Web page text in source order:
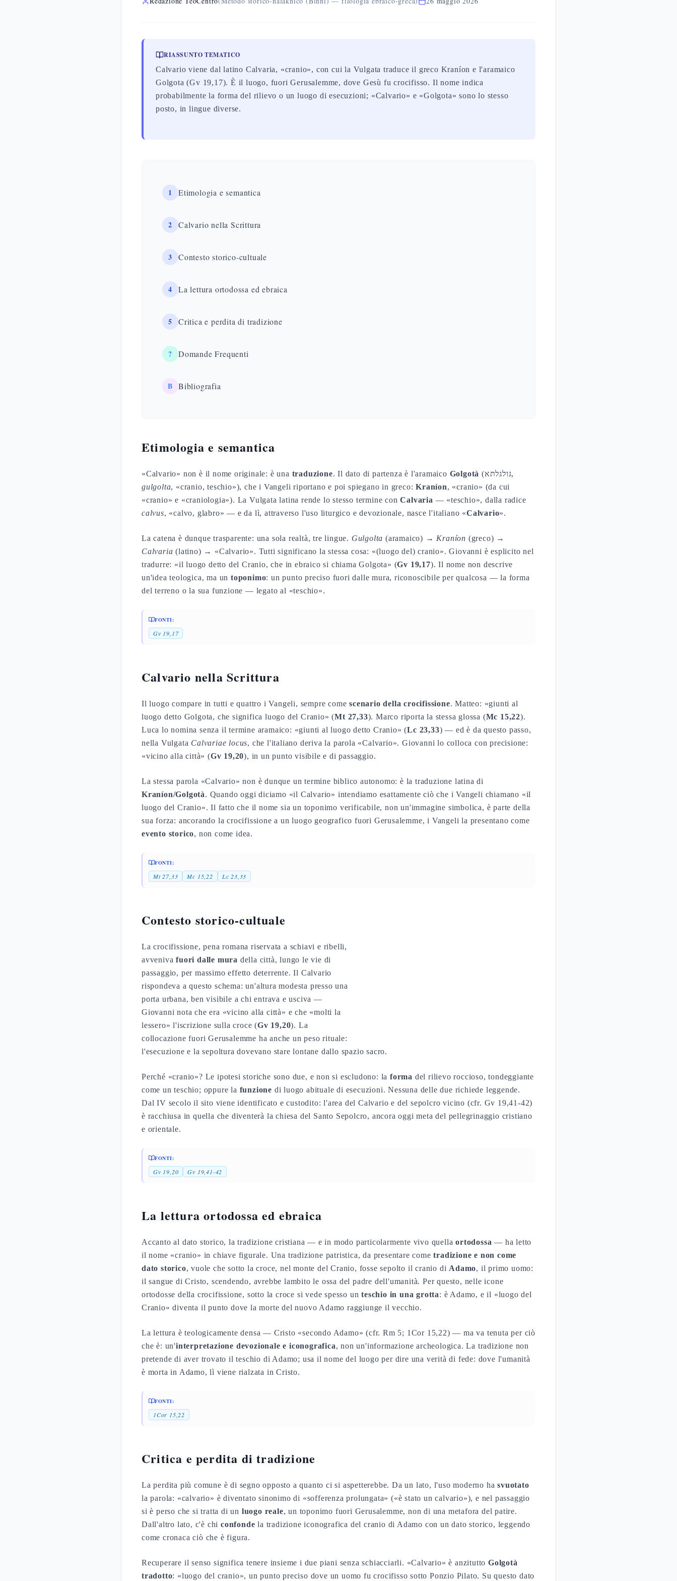
RIASSUNTO TEMATICO
Calvario viene dal latino Calvaria, «cranio», con cui la Vulgata traduce il greco Kraníon e l'aramaico
Golgota (Gv 19,17). È il luogo, fuori Gerusalemme, dove Gesù fu crocifisso. Il nome indica
probabilmente la forma del rilievo o un luogo di esecuzioni; «Calvario» e «Golgota» sono lo stesso
posto, in lingue diverse.
1 Etimologia e semantica
2 Calvario nella Scrittura
3 Contesto storico-cultuale
4 La lettura ortodossa ed ebraica
5 Critica e perdita di tradizione
? Domande Frequenti
B Bibliografia
Etimologia e semantica
«Calvario» non è il nome originale: è una traduzione. Il dato di partenza è l'aramaico Golgotà
(גּולגּלתּא,
gulgolta, «cranio, teschio»), che i Vangeli riportano e poi spiegano in greco:Kraníon, «cranio» (da cui
«cranio» e «craniologia»). La Vulgata latina rende lo stesso termine conCalvaria — «teschio», dalla radice
calvus, «calvo, glabro» — e da lì, attraverso l'uso liturgico e devozionale, nasce l'italiano «Calvario».
La catena è dunque trasparente: una sola realtà, tre lingue. Gulgolta (aramaico) → Kraníon (greco) →
Calvaria (latino) → «Calvario». Tutti significano la stessa cosa: «(luogo del) cranio». Giovanni è esplicito nel
tradurre: «il luogo detto del Cranio, che in ebraico si chiama Golgota» (Gv 19,17). Il nome non descrive
un'idea teologica, ma untoponimo: un punto preciso fuori dalle mura, riconoscibile per qualcosa — la forma
del terreno o la sua funzione — legato al «teschio».
FONTI:
Gv 19,17
Calvario nella Scrittura
Il luogo compare in tutti e quattro i Vangeli, sempre comescenario della crocifissione. Matteo: «giunti al
luogo detto Golgota, che significa luogo del Cranio» (Mt 27,33). Marco riporta la stessa glossa (Mc 15,22).
Luca lo nomina senza il termine aramaico: «giunti al luogo detto Cranio» (Lc 23,33) — ed è da questo passo,
nella Vulgata Calvariae locus, che l'italiano deriva la parola «Calvario». Giovanni lo colloca con precisione:
«vicino alla città» (Gv 19,20), in un punto visibile e di passaggio.
La stessa parola «Calvario» non è dunque un termine biblico autonomo: è la traduzione latina di
Kraníon/Golgotà. Quando oggi diciamo «il Calvario» intendiamo esattamente ciò che i Vangeli chiamano «il
luogo del Cranio». Il fatto che il nome sia un toponimo verificabile, non un'immagine simbolica, è parte della
sua forza: ancorando la crocifissione a un luogo geografico fuori Gerusalemme, i Vangeli la presentano come
evento storico, non come idea.
FONTI:
Mt 27,33 Mc 15,22 Lc 23,33
Contesto storico-cultuale
La crocifissione, pena romana riservata a schiavi e ribelli,
avvenivafuori dalle mura della città, lungo le vie di
passaggio, per massimo effetto deterrente. Il Calvario
rispondeva a questo schema: un'altura modesta presso una
porta urbana, ben visibile a chi entrava e usciva —
Giovanni nota che era «vicino alla città» e che «molti la
lessero» l'iscrizione sulla croce (Gv 19,20). La
collocazione fuori Gerusalemme ha anche un peso rituale:
l'esecuzione e la sepoltura dovevano stare lontane dallo spazio sacro.
Perché «cranio»? Le ipotesi storiche sono due, e non si escludono: la forma del rilievo roccioso, tondeggiante
come un teschio; oppure la funzione di luogo abituale di esecuzioni. Nessuna delle due richiede leggende.
Dal IV secolo il sito viene identificato e custodito: l'area del Calvario e del sepolcro vicino (cfr. Gv 19,41-42)
è racchiusa in quella che diventerà la chiesa del Santo Sepolcro, ancora oggi meta del pellegrinaggio cristiano
e orientale.
FONTI:
Gv 19,20 Gv 19,41-42
La lettura ortodossa ed ebraica
Accanto al dato storico, la tradizione cristiana — e in modo particolarmente vivo quellaortodossa — ha letto
il nome «cranio» in chiave figurale. Una tradizione patristica, da presentare cometradizione e non come
dato storico, vuole che sotto la croce, nel monte del Cranio, fosse sepolto il cranio di Adamo, il primo uomo:
il sangue di Cristo, scendendo, avrebbe lambito le ossa del padre dell'umanità. Per questo, nelle icone
ortodosse della crocifissione, sotto la croce si vede spesso unteschio in una grotta: è Adamo, e il «luogo del
Cranio» diventa il punto dove la morte del nuovo Adamo raggiunge il vecchio.
La lettura è teologicamente densa — Cristo «secondo Adamo» (cfr. Rm 5; 1Cor 15,22) — ma va tenuta per ciò
che è: un'interpretazione devozionale e iconografica, non un'informazione archeologica. La tradizione non
pretende di aver trovato il teschio di Adamo; usa il nome del luogo per dire una verità di fede: dove l'umanità
è morta in Adamo, lì viene rialzata in Cristo.
FONTI:
1Cor 15,22
Critica e perdita di tradizione
La perdita più comune è di segno opposto a quanto ci si aspetterebbe. Da un lato, l'uso moderno hasvuotato
la parola: «calvario» è diventato sinonimo di «sofferenza prolungata» («è stato un calvario»), e nel passaggio
si è perso che si tratta di un luogo reale, un toponimo fuori Gerusalemme, non di una metafora del patire.
Dall'altro lato, c'è chiconfonde la tradizione iconografica del cranio di Adamo con un dato storico, leggendo
come cronaca ciò che è figura.
Recuperare il senso significa tenere insieme i due piani senza schiacciarli. «Calvario» è anzitutto Golgotà
tradotto: «luogo del cranio», un punto preciso dove un uomo fu crocifisso sotto Ponzio Pilato. Su questo dato